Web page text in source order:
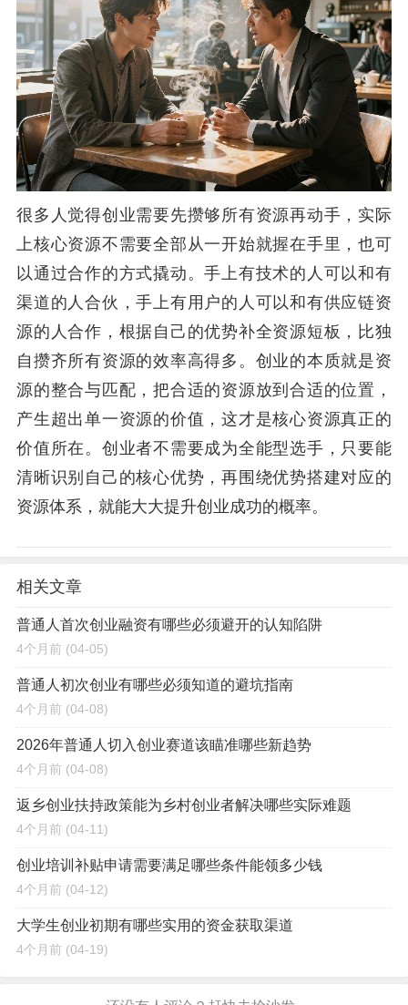
很多人觉得创业需要先攒够所有资源再动手，实际
上核心资源不需要全部从一开始就握在手里，也可
以通过合作的方式撬动。手上有技术的人可以和有
渠道的人合伙，手上有用户的人可以和有供应链资
源的人合作，根据自己的优势补全资源短板，比独
自攒齐所有资源的效率高得多。创业的本质就是资
源的整合与匹配，把合适的资源放到合适的位置，
产生超出单一资源的价值，这才是核心资源真正的
价值所在。创业者不需要成为全能型选手，只要能
清晰识别自己的核心优势，再围绕优势搭建对应的
资源体系，就能大大提升创业成功的概率。
相关文章
普通人首次创业融资有哪些必须避开的认知陷阱
4个月前 (04-05)
普通人初次创业有哪些必须知道的避坑指南
4个月前 (04-08)
2026年普通人切入创业赛道该瞄准哪些新趋势
4个月前 (04-08)
返乡创业扶持政策能为乡村创业者解决哪些实际难题
4个月前 (04-11)
创业培训补贴申请需要满足哪些条件能领多少钱
4个月前 (04-12)
大学生创业初期有哪些实用的资金获取渠道
4个月前 (04-19)